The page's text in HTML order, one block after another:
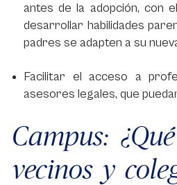
antes de la adopción, con
desarrollar habilidades
padres se adapten a su
Facilitar el acceso a
asesores legales, que
Campus:
vecinos y